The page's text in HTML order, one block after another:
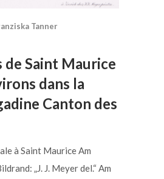
Tanner
de Saint Maurice
dans la
Canton des
à Saint Maurice Am
„J. J. Meyer del.“ Am